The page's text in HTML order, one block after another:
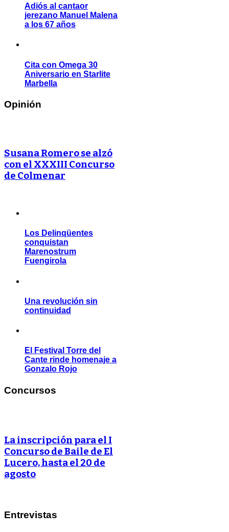
Adiós al cantaor
jerezano Manuel Malena
a los 67 años
Cita con Omega 30
Aniversario en Starlite
Marbella
Opinión
Susana Romero se alzó
con el XXXIII Concurso
de Colmenar
Los Delinqüentes
conquistan
Marenostrum
Fuengirola
Una revolución sin
continuidad
El Festival Torre del
Cante rinde homenaje a
Gonzalo Rojo
Concursos
La inscripción para el I
Concurso de Baile de El
Lucero, hasta el 20 de
agosto
Entrevistas